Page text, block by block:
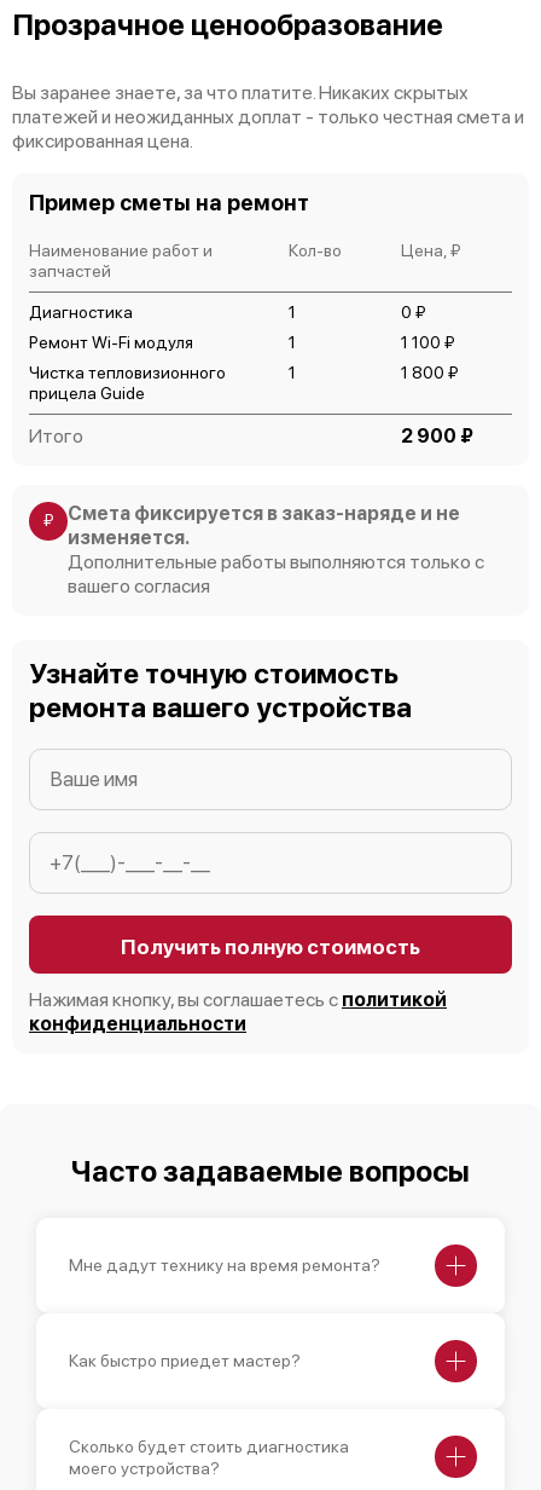
Прозрачное ценообразование
Вы заранее знаете, за что платите. Никаких скрытых
платежей и неожиданных доплат - только честная смета и
фиксированная цена.
Пример сметы на ремонт
Наименование работ и
запчастей
Кол-во Цена, ₽
Диагностика 1
0 ₽
Ремонт Wi-Fi модуля
1
1 100 ₽
Чистка тепловизионного
прицела Guide
1 1 800 ₽
Итого 2 900 ₽
₽
Смета фиксируется в заказ-наряде и не
изменяется.
Дополнительные работы выполняются только с
вашего согласия
Узнайте точную стоимость
ремонта вашего устройства
Получить полную стоимость
Нажимая кнопку, вы соглашаетесь с политикой
конфиденциальности
Часто задаваемые вопросы
Мне дадут технику на время ремонта?
Как быстро приедет мастер?
Сколько будет стоить диагностика
моего устройства?